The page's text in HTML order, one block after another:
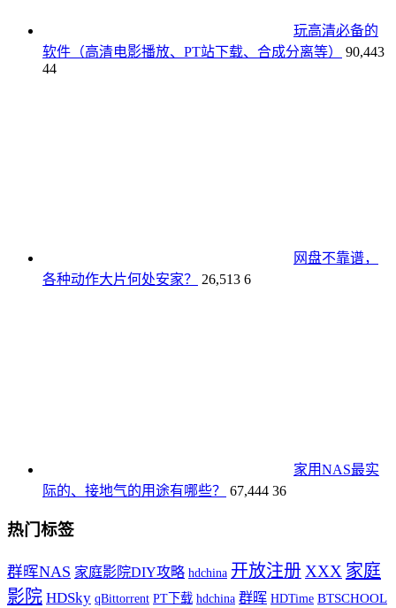
玩高清必备的
软件（高清电影播放、PT站下载、合成分离等）
90,443
44
网盘不靠谱，
各种动作大片何处安家？
26,513 6
家用NAS最实
际的、接地气的用途有哪些？
67,444 36
热门标签
群晖NAS 家庭影院DIY攻略 hdchina 开放注册 XXX 家庭
影院 HDSky qBittorrent PT下载 hdchina 群晖 HDTime BTSCHOOL